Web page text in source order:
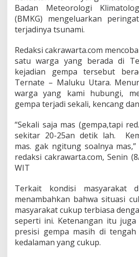
g
a
Badan Meteorologi
(BMKG) mengeluarkan
terjadinya tsunami.
Redaksi cakrawarta.com
satu warga yang berada di
kejadian gempa tersebut
Ternate – Maluku Utara.
warga yang kami hubungi,
gempa terjadi sekali, kencang
“Sekali saja mas (gempa,tapi
sekitar 20-25an detik lah.
mas. gak ngitung soalnya
redaksi cakrawarta.com, Senin
WIT
Terkait kondisi masyarakat
menambahkan bahwa situasi
masyarakat cukup terbiasa
seperti ini. Ketenangan itu juga
presisi gempa masih di
kedalaman yang cukup.